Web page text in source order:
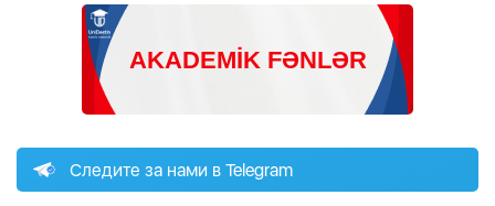
Следите за нами в Telegram